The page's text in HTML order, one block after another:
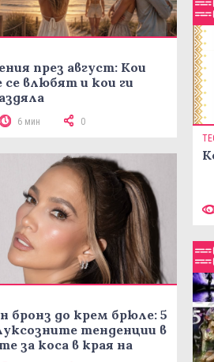
през август: Кои
се влюбят и кои ги
6 мин 0
бронз до крем брюле: 5
тенденции в
за коса в края на